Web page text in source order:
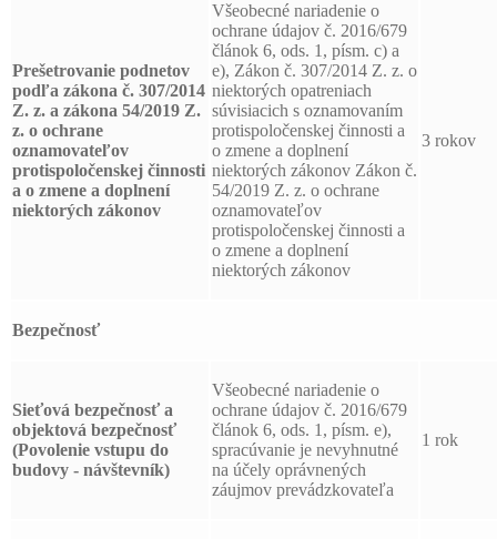
Prešetrovanie podnetov
podľa zákona č. 307/2014
Z. z. a zákona 54/2019 Z.
z. o ochrane
oznamovateľov
protispoločenskej činnosti
a o zmene a doplnení
niektorých zákonov
Všeobecné nariadenie o
ochrane údajov č. 2016/679
článok 6, ods. 1, písm. c) a
e), Zákon č. 307/2014 Z. z. o
niektorých opatreniach
súvisiacich s oznamovaním
protispoločenskej činnosti a
o zmene a doplnení
niektorých zákonov Zákon č.
54/2019 Z. z. o ochrane
oznamovateľov
protispoločenskej činnosti a
o zmene a doplnení
niektorých zákonov
3 rokov
Bezpečnosť
Sieťová bezpečnosť a
objektová bezpečnosť
(Povolenie vstupu do
budovy - návštevník)
Všeobecné nariadenie o
ochrane údajov č. 2016/679
článok 6, ods. 1, písm. e),
spracúvanie je nevyhnutné
na účely oprávnených
záujmov prevádzkovateľa
1 rok